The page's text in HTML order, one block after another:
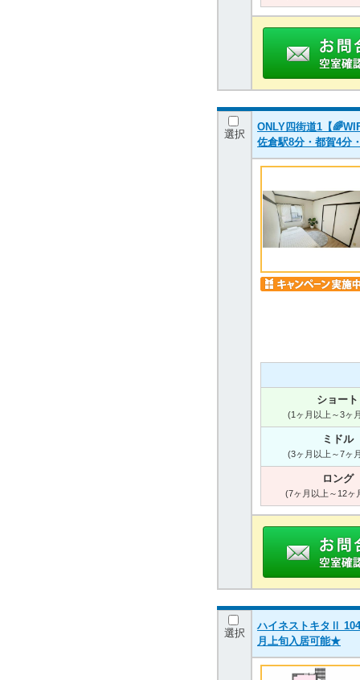
選択
ONLY四街道1【
佐倉駅8分・都賀4分
ショート
(1ヶ月以上～3ヶ
ミドル
(3ヶ月以上～7ヶ
ロング
(7ヶ月以上～12ヶ
選択
ハイネストキタⅡ
月上旬入居可能★